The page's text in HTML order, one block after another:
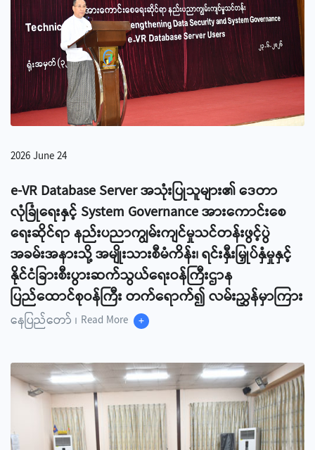
2026 June 24
e-VR Database Server အသုံးပြုသူများ၏ ဒေတာ
လုံခြုံရေးနှင့် System Governance အားကောင်းစေ
ရေးဆိုင်ရာ နည်းပညာကျွမ်းကျင်မှုသင်တန်းဖွင့်ပွဲ
အခမ်းအနားသို့ အမျိုးသားစီမံကိန်း၊ ရင်းနှီးမြှုပ်နှံမှုနှင့်
နိုင်ငံခြားစီးပွားဆက်သွယ်ရေးဝန်ကြီးဌာန
ပြည်ထောင်စုဝန်ကြီး တက်ရောက်၍ လမ်းညွှန်မှာကြား
နေပြည်တော် ၊ Read More +